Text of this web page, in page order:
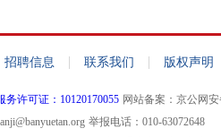
招聘信息 | 联系我们 | 版权声明
许可证：10120170055 网站备案：京公网安
举报电话：010-63072648